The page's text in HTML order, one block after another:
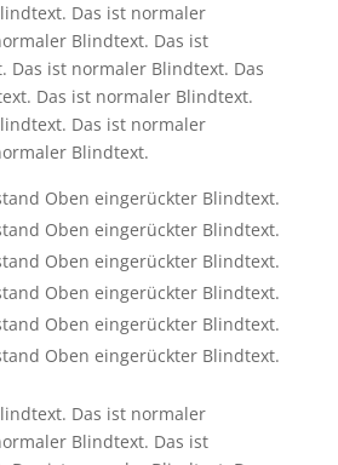
Das ist normaler
Blindtext. Das ist
Das ist normaler Blindtext. Das
Das ist normaler Blindtext.
Das ist normaler
Blindtext.
Oben eingerückter Blindtext.
Oben eingerückter Blindtext.
Oben eingerückter Blindtext.
Oben eingerückter Blindtext.
Oben eingerückter Blindtext.
Oben eingerückter Blindtext.
Das ist normaler
Blindtext. Das ist